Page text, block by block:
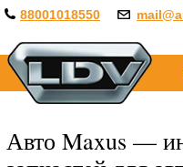
88001018550
Авто Maxus —